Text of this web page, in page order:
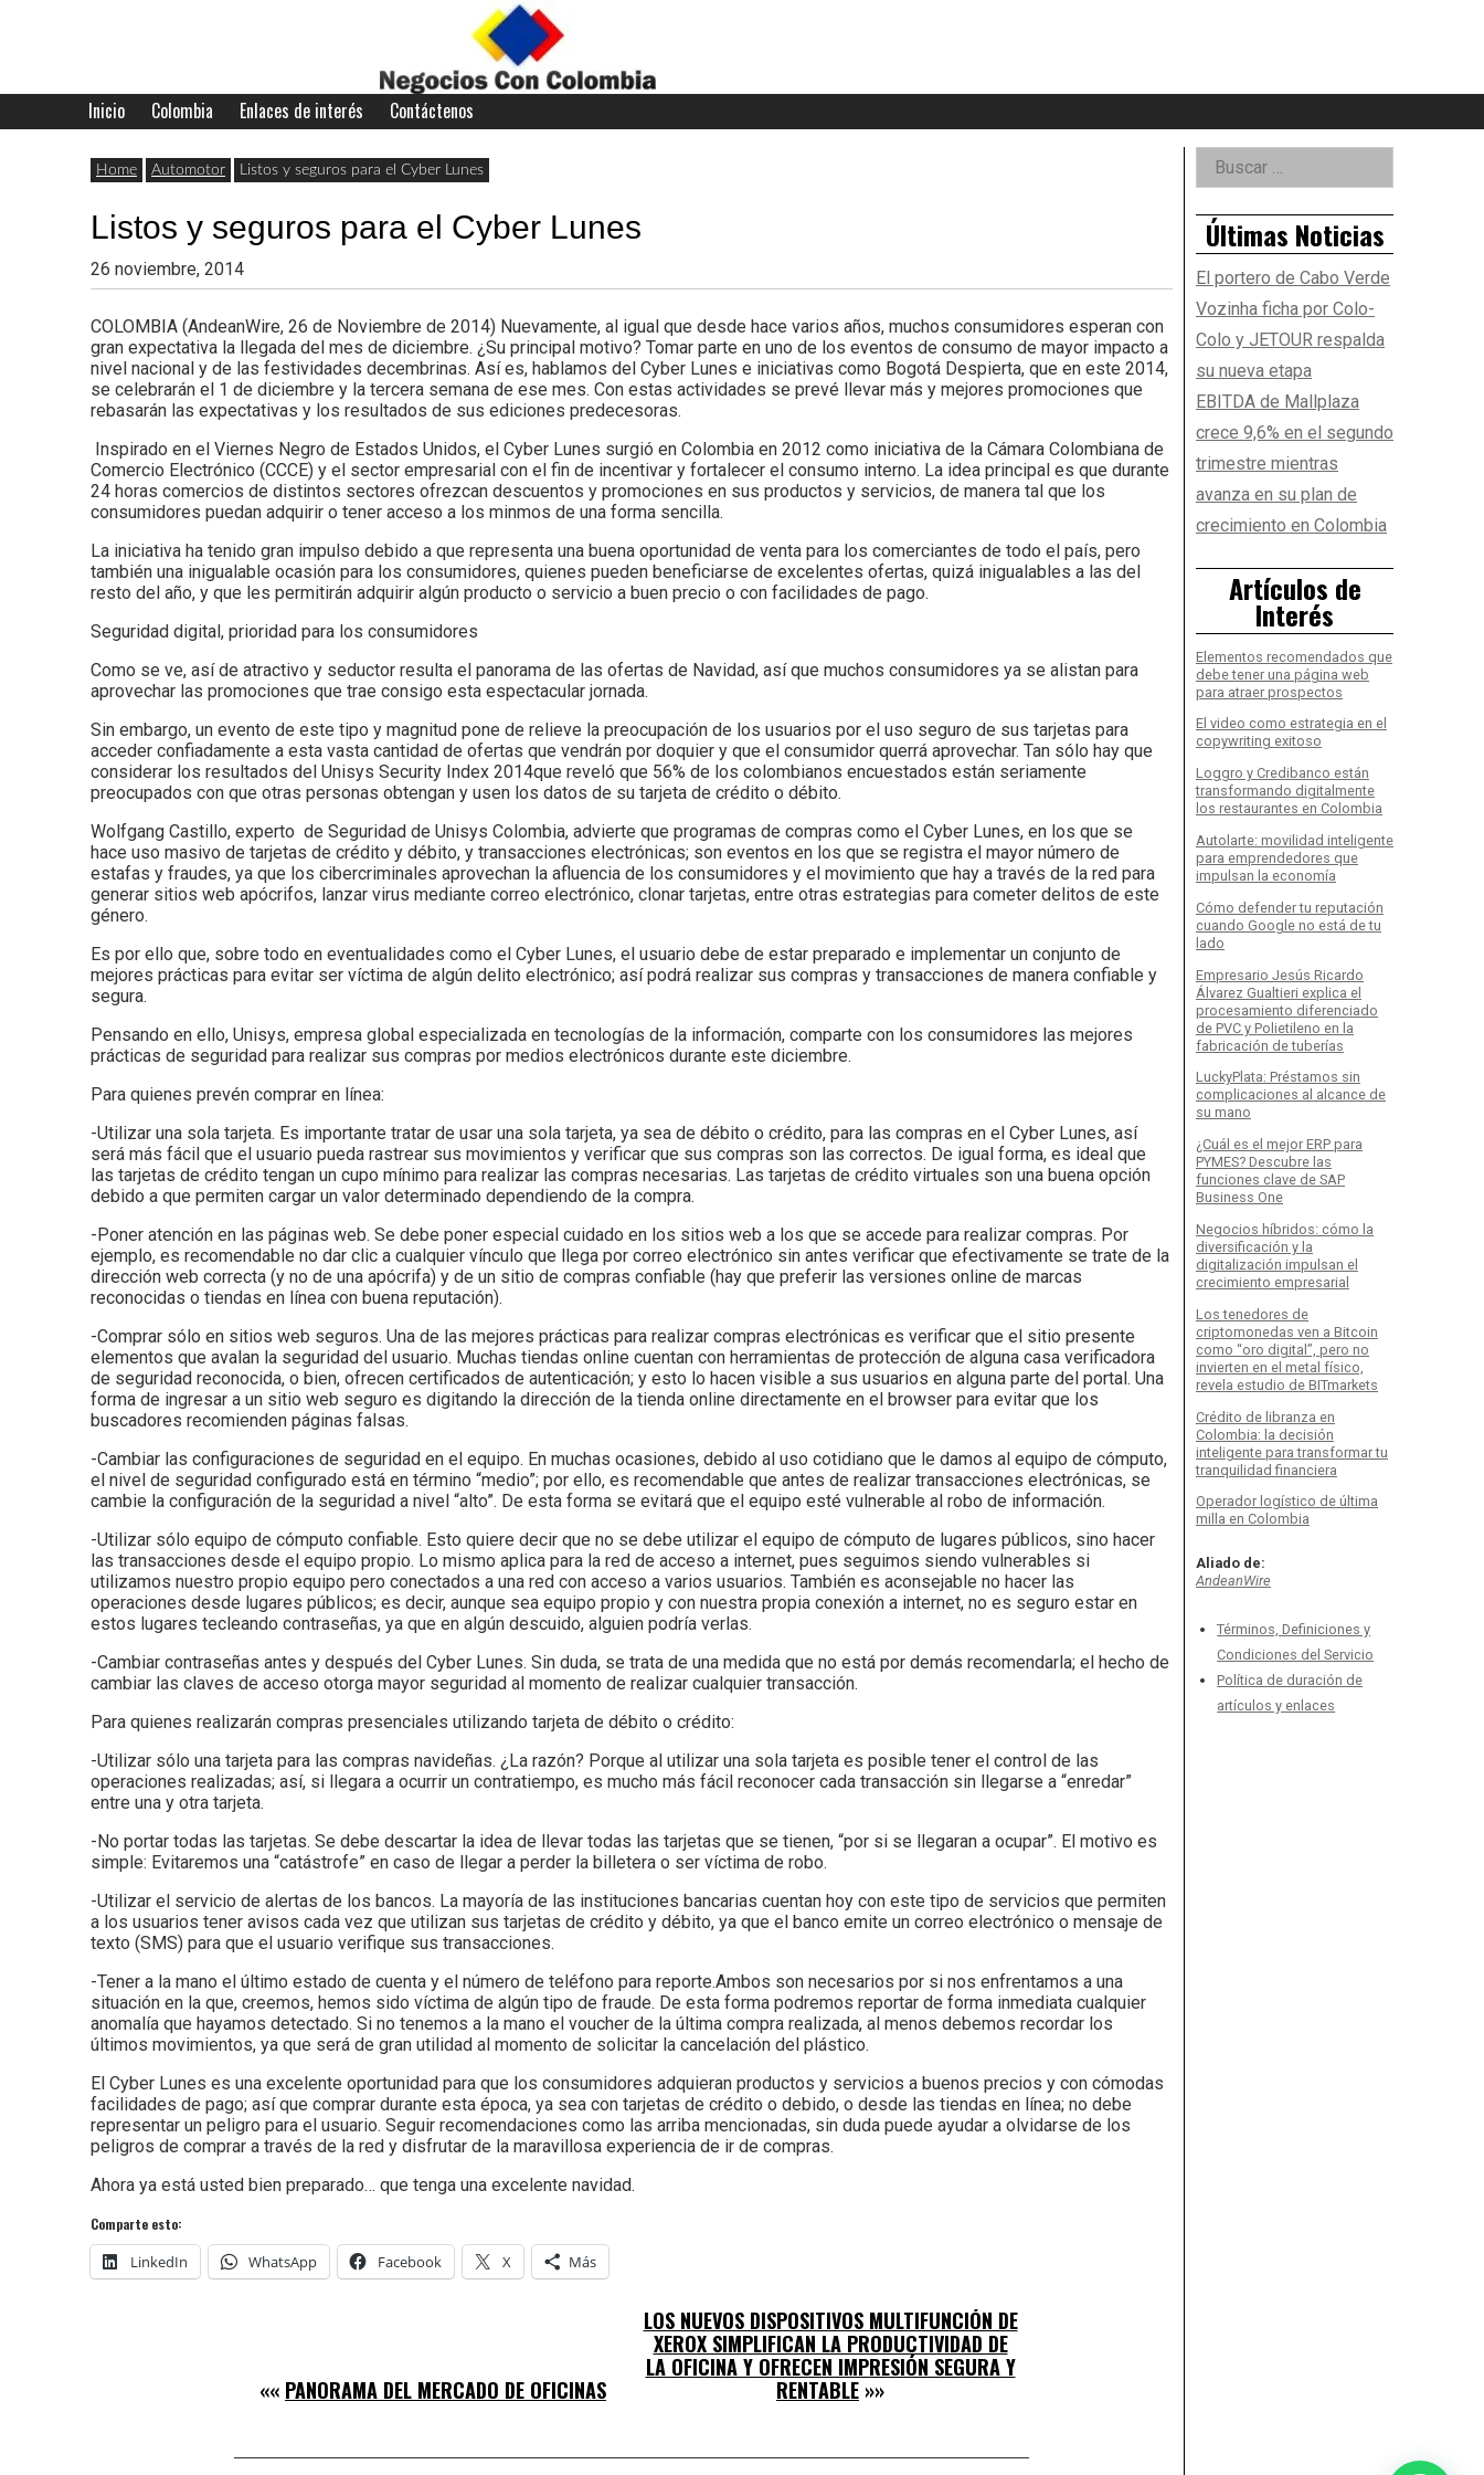
Negocios
con
Colombia
Últimas
noticias,
y
actualidad
de
negocios
con
Colombia.
Widget
Inicio Colombia Enlaces de interés Contáctenos
Home Automotor Listos y seguros para el Cyber Lunes
Listos y seguros para el Cyber Lunes
26 noviembre, 2014
COLOMBIA (AndeanWire, 26 de Noviembre de 2014) Nuevamente, al igual que desde hace varios años, muchos consumidores esperan con
gran expectativa la llegada del mes de diciembre. ¿Su principal motivo? Tomar parte en uno de los eventos de consumo de mayor impacto a
nivel nacional y de las festividades decembrinas. Así es, hablamos del Cyber Lunes e iniciativas como Bogotá Despierta, que en este 2014,
se celebrarán el 1 de diciembre y la tercera semana de ese mes. Con estas actividades se prevé llevar más y mejores promociones que
rebasarán las expectativas y los resultados de sus ediciones predecesoras.
Inspirado en el Viernes Negro de Estados Unidos, el Cyber Lunes surgió en Colombia en 2012 como iniciativa de la Cámara Colombiana de
Comercio Electrónico (CCCE) y el sector empresarial con el fin de incentivar y fortalecer el consumo interno. La idea principal es que durante
24 horas comercios de distintos sectores ofrezcan descuentos y promociones en sus productos y servicios, de manera tal que los
consumidores puedan adquirir o tener acceso a los minmos de una forma sencilla.
La iniciativa ha tenido gran impulso debido a que representa una buena oportunidad de venta para los comerciantes de todo el país, pero
también una inigualable ocasión para los consumidores, quienes pueden beneficiarse de excelentes ofertas, quizá inigualables a las del
resto del año, y que les permitirán adquirir algún producto o servicio a buen precio o con facilidades de pago.
Seguridad digital, prioridad para los consumidores
Como se ve, así de atractivo y seductor resulta el panorama de las ofertas de Navidad, así que muchos consumidores ya se alistan para
aprovechar las promociones que trae consigo esta espectacular jornada.
Sin embargo, un evento de este tipo y magnitud pone de relieve la preocupación de los usuarios por el uso seguro de sus tarjetas para
acceder confiadamente a esta vasta cantidad de ofertas que vendrán por doquier y que el consumidor querrá aprovechar. Tan sólo hay que
considerar los resultados del Unisys Security Index 2014que reveló que 56% de los colombianos encuestados están seriamente
preocupados con que otras personas obtengan y usen los datos de su tarjeta de crédito o débito.
Wolfgang Castillo, experto de Seguridad de Unisys Colombia, advierte que programas de compras como el Cyber Lunes, en los que se
hace uso masivo de tarjetas de crédito y débito, y transacciones electrónicas; son eventos en los que se registra el mayor número de
estafas y fraudes, ya que los cibercriminales aprovechan la afluencia de los consumidores y el movimiento que hay a través de la red para
generar sitios web apócrifos, lanzar virus mediante correo electrónico, clonar tarjetas, entre otras estrategias para cometer delitos de este
género.
Es por ello que, sobre todo en eventualidades como el Cyber Lunes, el usuario debe de estar preparado e implementar un conjunto de
mejores prácticas para evitar ser víctima de algún delito electrónico; así podrá realizar sus compras y transacciones de manera confiable y
segura.
Pensando en ello, Unisys, empresa global especializada en tecnologías de la información, comparte con los consumidores las mejores
prácticas de seguridad para realizar sus compras por medios electrónicos durante este diciembre.
Para quienes prevén comprar en línea:
-Utilizar una sola tarjeta. Es importante tratar de usar una sola tarjeta, ya sea de débito o crédito, para las compras en el Cyber Lunes, así
será más fácil que el usuario pueda rastrear sus movimientos y verificar que sus compras son las correctos. De igual forma, es ideal que
las tarjetas de crédito tengan un cupo mínimo para realizar las compras necesarias. Las tarjetas de crédito virtuales son una buena opción
debido a que permiten cargar un valor determinado dependiendo de la compra.
-Poner atención en las páginas web. Se debe poner especial cuidado en los sitios web a los que se accede para realizar compras. Por
ejemplo, es recomendable no dar clic a cualquier vínculo que llega por correo electrónico sin antes verificar que efectivamente se trate de la
dirección web correcta (y no de una apócrifa) y de un sitio de compras confiable (hay que preferir las versiones online de marcas
reconocidas o tiendas en línea con buena reputación).
-Comprar sólo en sitios web seguros. Una de las mejores prácticas para realizar compras electrónicas es verificar que el sitio presente
elementos que avalan la seguridad del usuario. Muchas tiendas online cuentan con herramientas de protección de alguna casa verificadora
de seguridad reconocida, o bien, ofrecen certificados de autenticación; y esto lo hacen visible a sus usuarios en alguna parte del portal. Una
forma de ingresar a un sitio web seguro es digitando la dirección de la tienda online directamente en el browser para evitar que los
buscadores recomienden páginas falsas.
-Cambiar las configuraciones de seguridad en el equipo. En muchas ocasiones, debido al uso cotidiano que le damos al equipo de cómputo,
el nivel de seguridad configurado está en término “medio”; por ello, es recomendable que antes de realizar transacciones electrónicas, se
cambie la configuración de la seguridad a nivel “alto”. De esta forma se evitará que el equipo esté vulnerable al robo de información.
-Utilizar sólo equipo de cómputo confiable. Esto quiere decir que no se debe utilizar el equipo de cómputo de lugares públicos, sino hacer
las transacciones desde el equipo propio. Lo mismo aplica para la red de acceso a internet, pues seguimos siendo vulnerables si
utilizamos nuestro propio equipo pero conectados a una red con acceso a varios usuarios. También es aconsejable no hacer las
operaciones desde lugares públicos; es decir, aunque sea equipo propio y con nuestra propia conexión a internet, no es seguro estar en
estos lugares tecleando contraseñas, ya que en algún descuido, alguien podría verlas.
-Cambiar contraseñas antes y después del Cyber Lunes. Sin duda, se trata de una medida que no está por demás recomendarla; el hecho de
cambiar las claves de acceso otorga mayor seguridad al momento de realizar cualquier transacción.
Para quienes realizarán compras presenciales utilizando tarjeta de débito o crédito:
-Utilizar sólo una tarjeta para las compras navideñas. ¿La razón? Porque al utilizar una sola tarjeta es posible tener el control de las
operaciones realizadas; así, si llegara a ocurrir un contratiempo, es mucho más fácil reconocer cada transacción sin llegarse a “enredar”
entre una y otra tarjeta.
-No portar todas las tarjetas. Se debe descartar la idea de llevar todas las tarjetas que se tienen, “por si se llegaran a ocupar”. El motivo es
simple: Evitaremos una “catástrofe” en caso de llegar a perder la billetera o ser víctima de robo.
-Utilizar el servicio de alertas de los bancos. La mayoría de las instituciones bancarias cuentan hoy con este tipo de servicios que permiten
a los usuarios tener avisos cada vez que utilizan sus tarjetas de crédito y débito, ya que el banco emite un correo electrónico o mensaje de
texto (SMS) para que el usuario verifique sus transacciones.
-Tener a la mano el último estado de cuenta y el número de teléfono para reporte.Ambos son necesarios por si nos enfrentamos a una
situación en la que, creemos, hemos sido víctima de algún tipo de fraude. De esta forma podremos reportar de forma inmediata cualquier
anomalía que hayamos detectado. Si no tenemos a la mano el voucher de la última compra realizada, al menos debemos recordar los
últimos movimientos, ya que será de gran utilidad al momento de solicitar la cancelación del plástico.
El Cyber Lunes es una excelente oportunidad para que los consumidores adquieran productos y servicios a buenos precios y con cómodas
facilidades de pago; así que comprar durante esta época, ya sea con tarjetas de crédito o debido, o desde las tiendas en línea; no debe
representar un peligro para el usuario. Seguir recomendaciones como las arriba mencionadas, sin duda puede ayudar a olvidarse de los
peligros de comprar a través de la red y disfrutar de la maravillosa experiencia de ir de compras.
Ahora ya está usted bien preparado… que tenga una excelente navidad.
Comparte esto:
LinkedIn WhatsApp Facebook X Más
«« PANORAMA DEL MERCADO DE OFICINAS
LOS NUEVOS DISPOSITIVOS MULTIFUNCIÓN DE
XEROX SIMPLIFICAN LA PRODUCTIVIDAD DE
LA OFICINA Y OFRECEN IMPRESIÓN SEGURA Y
RENTABLE »»
Right
Asides
Buscar:
Últimas Noticias
El portero de Cabo Verde
Vozinha ficha por Colo-
Colo y JETOUR respalda
su nueva etapa
EBITDA de Mallplaza
crece 9,6% en el segundo
trimestre mientras
avanza en su plan de
crecimiento en Colombia
Artículos de
Interés
Elementos recomendados que
debe tener una página web
para atraer prospectos
El video como estrategia en el
copywriting exitoso
Loggro y Credibanco están
transformando digitalmente
los restaurantes en Colombia
Autolarte: movilidad inteligente
para emprendedores que
impulsan la economía
Cómo defender tu reputación
cuando Google no está de tu
lado
Empresario Jesús Ricardo
Álvarez Gualtieri explica el
procesamiento diferenciado
de PVC y Polietileno en la
fabricación de tuberías
LuckyPlata: Préstamos sin
complicaciones al alcance de
su mano
¿Cuál es el mejor ERP para
PYMES? Descubre las
funciones clave de SAP
Business One
Negocios híbridos: cómo la
diversificación y la
digitalización impulsan el
crecimiento empresarial
Los tenedores de
criptomonedas ven a Bitcoin
como “oro digital”, pero no
invierten en el metal físico,
revela estudio de BITmarkets
Crédito de libranza en
Colombia: la decisión
inteligente para transformar tu
tranquilidad financiera
Operador logístico de última
milla en Colombia
Aliado de:
AndeanWire
Términos, Definiciones y
Condiciones del Servicio
Política de duración de
artículos y enlaces